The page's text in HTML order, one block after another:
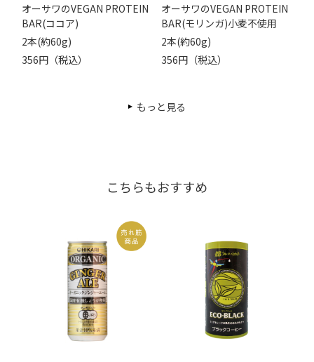
オーサワのVEGAN PROTEIN
BAR(ココア)
2本(約60g)
356円（税込）
オーサワのVEGAN PROTEIN
BAR(モリンガ)小麦不使用
2本(約60g)
356円（税込）
もっと見る
こちらもおすすめ